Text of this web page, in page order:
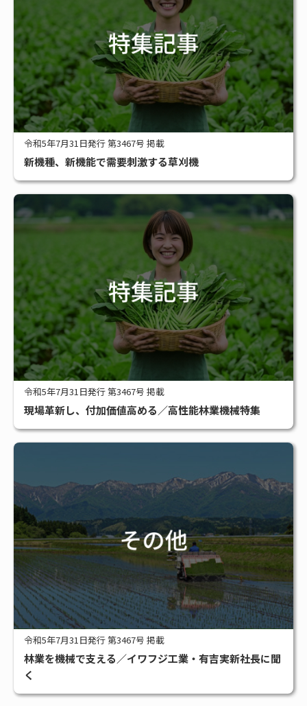
令和5年7月31日発行 第3467号 掲載
新機種、新機能で需要刺激する草刈機
令和5年7月31日発行 第3467号 掲載
現場革新し、付加価値高める／高性能林業機械特集
令和5年7月31日発行 第3467号 掲載
林業を機械で支える／イワフジ工業・有吉実新社長に聞
く